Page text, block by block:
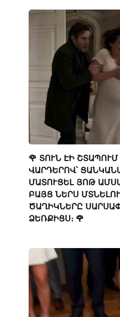
🌹 ՏՈՒՆ ԷԻ
ՎԱՐԴԵՐՈՎ՝
ՄԱՏՈՒՑԵԼ ՅՈԹ
ԲԱՅՑ ՆԵՐՍ
ԾԱՂԻԿՆԵՐԸ
ՁԵՌՔԻՑՍ։ 🌹